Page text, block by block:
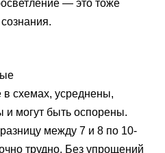
— это тоже
схемах, усреднены,
и могут быть оспорены.
между 7 и 8 по 10-
трудно. Без упрощений